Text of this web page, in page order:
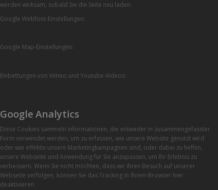
werden wirksam, sobald Sie die Seite neu laden.
Google Webfont-Einstellungen:
Google Map-Einstellungen:
Einbettungen von Vimeo und Youtube-Videos:
Google Analytics
Diese Cookies sammeln Informationen, die entweder in zusammengefasster
Form verwendet werden, um zu erfassen, wie unsere Website genutzt wird
oder wie effektiv unsere Marketingkampagnen sind, oder dabei zu helfen,
unsere Webseite und Anwendung für Sie anzupassen, um Ihr Erlebnis zu
verbessern. Wenn Sie nicht möchten, dass wir Ihren Besuch auf unserer
Webseite verfolgen, können Sie das Tracking in Ihrem Browser hier
deaktivieren.